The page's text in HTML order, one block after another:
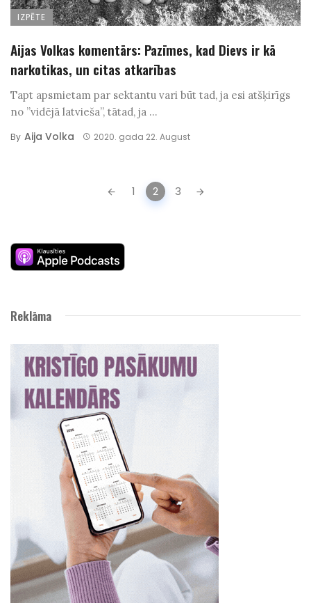
IZPĒTE
Aijas Volkas komentārs: Pazīmes, kad Dievs ir kā
narkotikas, un citas atkarības
Tapt apsmietam par sektantu vari būt tad, ja esi atšķirīgs
no ”vidējā latvieša”, tātad, ja ...
By Aija Volka 2020. gada 22. August
1 2 3
Reklāma